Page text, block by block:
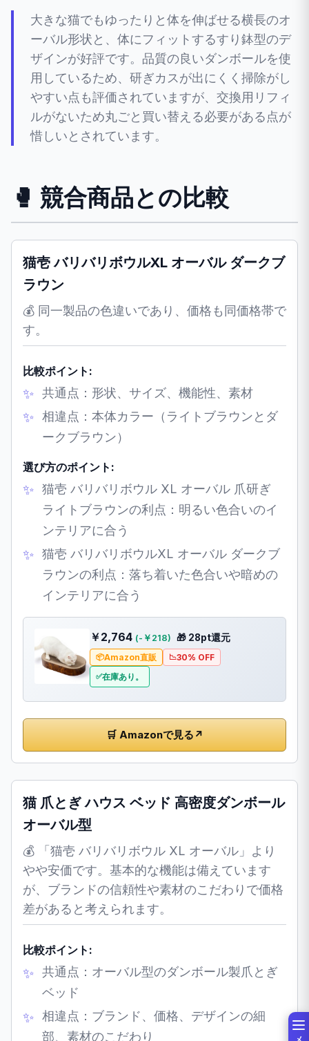
大きな猫でもゆったりと体を伸ばせる横長のオ
ーバル形状と、体にフィットするすり鉢型のデ
ザインが好評です。品質の良いダンボールを使
用しているため、研ぎカスが出にくく掃除がし
やすい点も評価されていますが、交換用リフィ
ルがないため丸ごと買い替える必要がある点が
惜しいとされています。
🥊 競合商品との比較
猫壱 バリバリボウルXL オーバル ダークブ
ラウン
💰 同一製品の色違いであり、価格も同価格帯で
す。
比較ポイント:
共通点：形状、サイズ、機能性、素材
相違点：本体カラー（ライトブラウンとダ
ークブラウン）
選び方のポイント:
猫壱 バリバリボウル XL オーバル 爪研ぎ
ライトブラウンの利点：明るい色合いのイ
ンテリアに合う
猫壱 バリバリボウルXL オーバル ダークブ
ラウンの利点：落ち着いた色合いや暗めの
インテリアに合う
￥2,764 (-￥218) 🎁 28pt還元
Amazon直販
30% OFF
在庫あり。
🛒 Amazonで見る ↗
猫 爪とぎ ハウス ベッド 高密度ダンボール
オーバル型
💰 「猫壱 バリバリボウル XL オーバル」より
やや安価です。基本的な機能は備えています
が、ブランドの信頼性や素材のこだわりで価格
差があると考えられます。
比較ポイント:
共通点：オーバル型のダンボール製爪とぎ
ベッド
相違点：ブランド、価格、デザインの細
部、素材のこだわり